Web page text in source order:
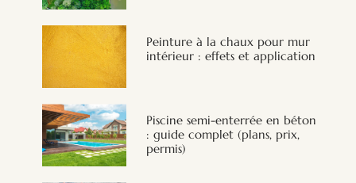
Peinture à la chaux pour mur
intérieur : effets et application
Piscine semi-enterrée en béton
: guide complet (plans, prix,
permis)